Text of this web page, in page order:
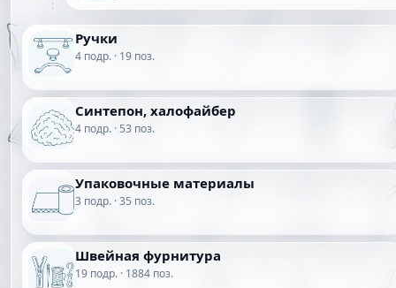
Ручки
4 подр. · 19 поз.
Синтепон, халофайбер
4 подр. · 53 поз.
Упаковочные материалы
3 подр. · 35 поз.
Швейная фурнитура
19 подр. · 1884 поз.